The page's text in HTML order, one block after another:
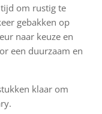
om rustig te
gebakken op
naar keuze en
een duurzaam en
klaar om